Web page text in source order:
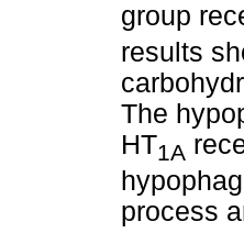
group
results
The
HT1A
process